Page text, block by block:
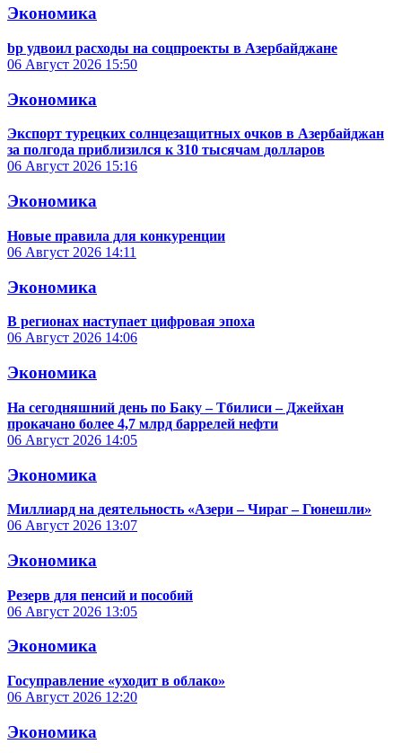
Экономика
bp удвоил расходы на соцпроекты в Азербайджане
06 Август 2026 15:50
Экономика
Экспорт турецких солнцезащитных очков в Азербайджан
за полгода приблизился к 310 тысячам долларов
06 Август 2026 15:16
Экономика
Новые правила для конкуренции
06 Август 2026 14:11
Экономика
В регионах наступает цифровая эпоха
06 Август 2026 14:06
Экономика
На сегодняшний день по Баку – Тбилиси – Джейхан
прокачано более 4,7 млрд баррелей нефти
06 Август 2026 14:05
Экономика
Миллиард на деятельность «Азери – Чираг – Гюнешли»
06 Август 2026 13:07
Экономика
Резерв для пенсий и пособий
06 Август 2026 13:05
Экономика
Госуправление «уходит в облако»
06 Август 2026 12:20
Экономика